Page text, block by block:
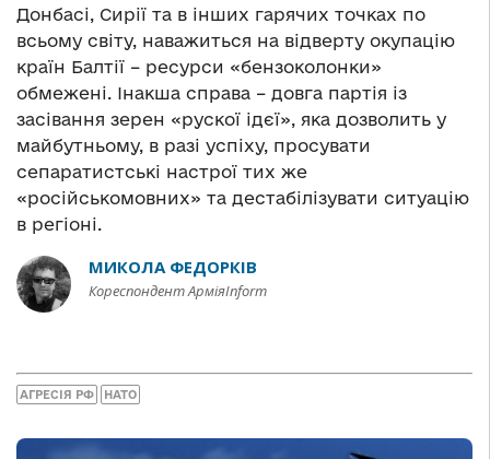
Донбасі, Сирії та в інших гарячих точках по
всьому світу, наважиться на відверту окупацію
країн Балтії – ресурси «бензоколонки»
обмежені. Інакша справа – довга партія із
засівання зерен «рускої ідєї», яка дозволить у
майбутньому, в разі успіху, просувати
сепаратистські настрої тих же
«російськомовних» та дестабілізувати ситуацію
в регіоні.
МИКОЛА ФЕДОРКІВ
Кореспондент АрміяInform
АГРЕСІЯ РФ НАТО